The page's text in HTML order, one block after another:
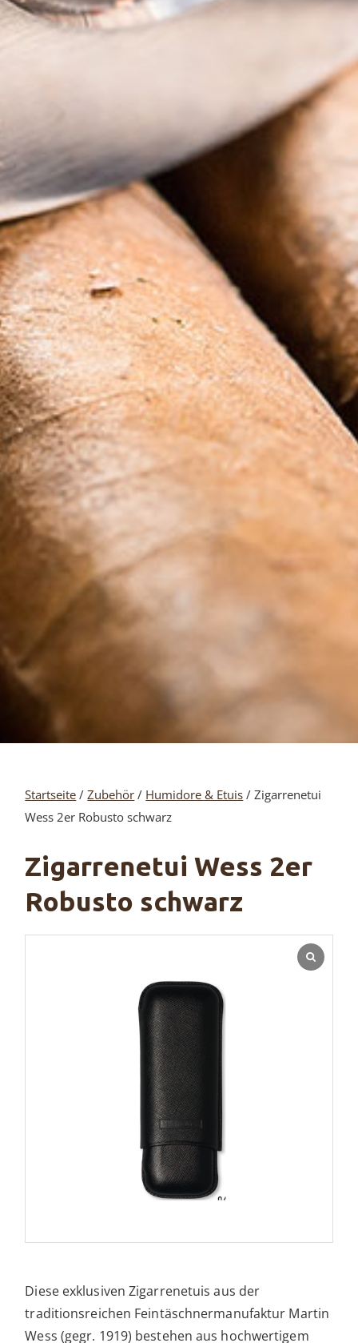
Startseite /Zubehör / Humidore & Etuis / Zigarrenetui
Wess 2er Robusto schwarz
Zigarrenetui Wess 2er
Robusto schwarz
Diese exklusiven Zigarrenetuis aus der
traditionsreichen Feintäschnermanufaktur Martin
Wess (gegr. 1919) bestehen aus hochwertigem